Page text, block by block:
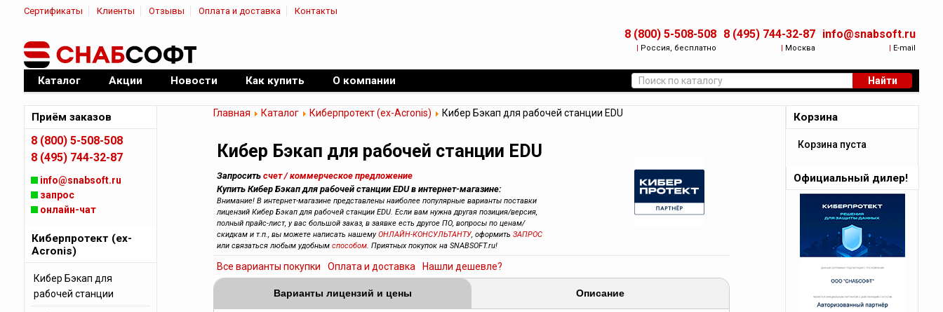
Сертификаты Клиенты Отзывы Оплата и доставка Контакты
8 (800) 5-508-508
| Россия, бесплатно
8 (495) 744-32-87
| Москва
info@snabsoft.ru
| E-mail
Официальный дилер ПО
Каталог Акции Новости Как купить О компании Найти
Главная Каталог Киберпротект (ex-Acronis) Кибер Бэкап для рабочей станции EDU
Кибер Бэкап для рабочей станции EDU
Запросить счет / коммерческое предложение
Купить Кибер Бэкап для рабочей станции EDU в интернет-магазине:
Внимание! В интернет-магазине представлены наиболее популярные варианты поставки
лицензий Кибер Бэкап для рабочей станции EDU. Если вам нужна другая позиция/версия,
полный прайс-лист, у вас большой заказ, в заявке есть другое ПО, вопросы по ценам/
скидкам и т.п., вы можете написать нашемуОНЛАЙН-КОНСУЛЬТАНТУ, оформить ЗАПРОС
или связаться любым удобным способом. Приятных покупок на SNABSOFT.ru!
Все варианты покупки Оплата и доставка Нашли дешевле?
Варианты лицензий и цены Описание
Приём заказов
8 (800) 5-508-508
8 (495) 744-32-87
info@snabsoft.ru
запрос
онлайн-чат
Киберпротект (ex-
Acronis)
Кибер Бэкап для
рабочей станции
Корзина
Корзина пуста
Официальный дилер!